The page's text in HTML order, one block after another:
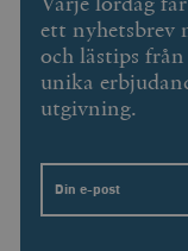
ett nyhetsbrev
och lästips
unika
utgivning.
Email